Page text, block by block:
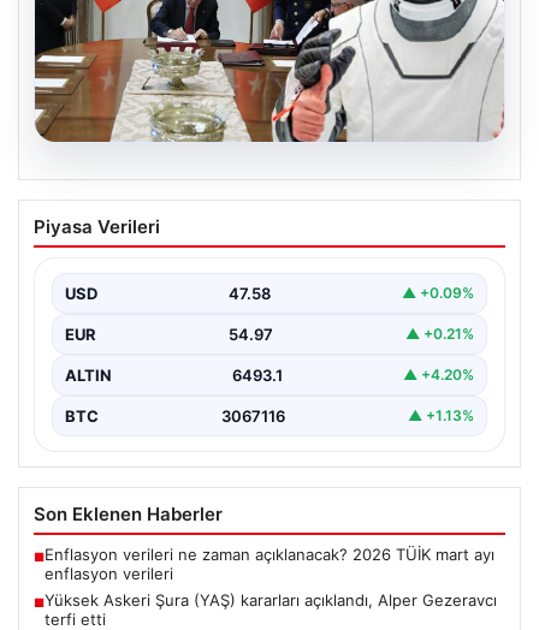
Yüksek Askeri Şura (YAŞ) kararları
açıklandı, Alper Gezeravcı terfi etti
Piyasa Verileri
USD 47.58 ▲ +0.09%
EUR 54.97 ▲ +0.21%
ALTIN 6493.1 ▲ +4.20%
BTC 3067116 ▲ +1.13%
Son Eklenen Haberler
■Enflasyon verileri ne zaman açıklanacak? 2026 TÜİK mart ayı
enflasyon verileri
■Yüksek Askeri Şura (YAŞ) kararları açıklandı, Alper Gezeravcı
terfi etti